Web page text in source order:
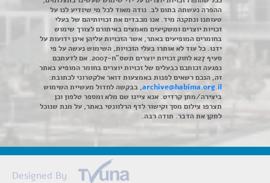
ההפרה נעשתה בתום לב. נודה מאוד לכל מי שיודיע לנו על
טעותנו ונתקנה מיד. אנו מכבדים את זכויותיהם של בעלי
זכויות יוצרים ומשקיעים מאמצים באיתורם לצורך שימוש
בחומרים המופיעים באתר, אשר הזכויות עליהן אינן ידועות על
ידנו. כל עוד לא אותרו בעלי הזכויות, השימוש נעשה על פי
סעיף 27א לחוק זכויות יוצרים תשס"ח-2007. אם לדעתכם
נפגעה זכותכם כבעלים של זכויות יוצרים בחומר המופיע באתר
זה, הנכם רשאים לפנות באמצעות דואר אלקטרוני לכתובת:
archive@habima.org.il, בבקשה לחדול מעשיית השימוש
ביצירה/מתן קרדיט. אנא ציינו שם מלא ומספר טלפון וכן
תצרפו צילום מסך וקישור לדף הרלוונטי באתר, על מנת שנוכל
לתקן את הדבר. תודה רבה.
Designed By